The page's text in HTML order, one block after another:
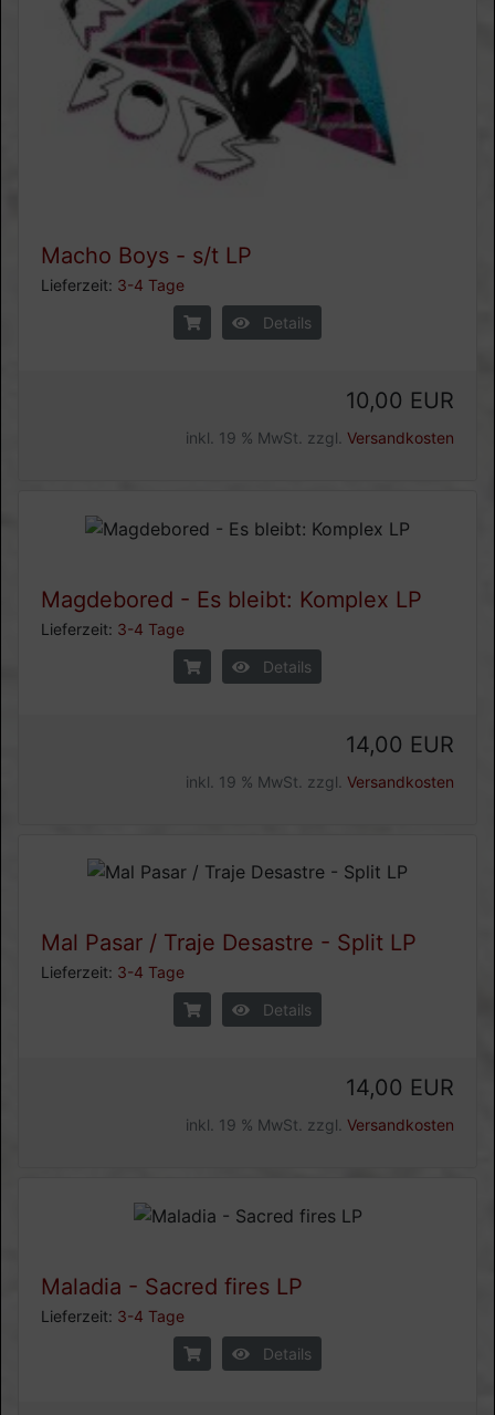
Macho Boys - s/t LP
Lieferzeit: 3-4 Tage
Details
10,00 EUR
inkl. 19 % MwSt. zzgl. Versandkosten
Magdebored - Es bleibt: Komplex LP
Lieferzeit: 3-4 Tage
Details
14,00 EUR
inkl. 19 % MwSt. zzgl. Versandkosten
Mal Pasar / Traje Desastre - Split LP
Lieferzeit: 3-4 Tage
Details
14,00 EUR
inkl. 19 % MwSt. zzgl. Versandkosten
Maladia - Sacred fires LP
Lieferzeit: 3-4 Tage
Details